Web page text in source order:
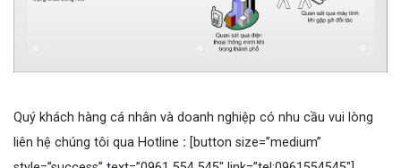
Quý khách hàng cá nhân và doanh nghiệp có nhu cầu vui lòng
liên hệ chúng tôi qua Hotline : [button size=”medium”